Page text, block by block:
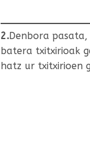
2.Denbora
batera txitxirioak
hatz ur txitxirioen